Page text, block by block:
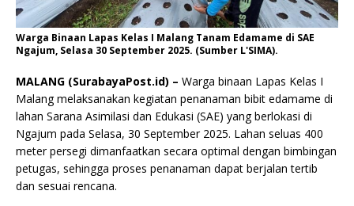
Warga Binaan Lapas Kelas I Malang Tanam Edamame di SAE
Ngajum, Selasa 30 September 2025. (Sumber L'SIMA).
MALANG (SurabayaPost.id) – Warga binaan Lapas Kelas I
Malang melaksanakan kegiatan penanaman bibit edamame di
lahan Sarana Asimilasi dan Edukasi (SAE) yang berlokasi di
Ngajum pada Selasa, 30 September 2025. Lahan seluas 400
meter persegi dimanfaatkan secara optimal dengan bimbingan
petugas, sehingga proses penanaman dapat berjalan tertib
dan sesuai rencana.